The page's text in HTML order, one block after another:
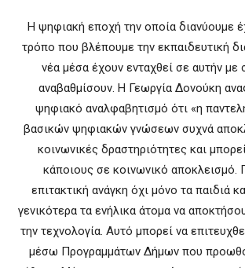
Η ψηφιακή εποχή την οποία διανύουμε
τρόπο που βλέπουμε την εκπαιδευτική
νέα μέσα έχουν ενταχθεί σε αυτήν με
αναβαθμίσουν. Η Γεωργία Δονούκη
ψηφιακό αναλφαβητισμό ότι «η
βασικών ψηφιακών γνώσεων συχνά
κοινωνικές δραστηριότητες και
κάποιους σε κοινωνικό αποκλεισμό.
επιτακτική ανάγκη όχι μόνο τα παιδιά
γενικότερα τα ενήλικα άτομα να
την τεχνολογία. Αυτό μπορεί να
μέσω Προγραμμάτων Δήμων που